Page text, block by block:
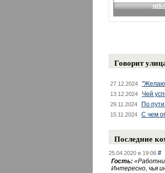
Говорит
27.12.2024 "Желаю
13.12.2024 Чей
29.11.2024 По
15.11.2024 С чем
Последние
25.04.2020 в 19:06 #
Гость: «
Интересно, чья